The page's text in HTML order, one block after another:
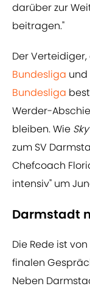
darüber zur
beitragen."
Der
Bundesliga und
Bundesliga
Werder-
bleiben. Wie Sky
zum SV
Chefcoach
intensiv" um
Darmstadt
Die Rede ist
finalen
Neben